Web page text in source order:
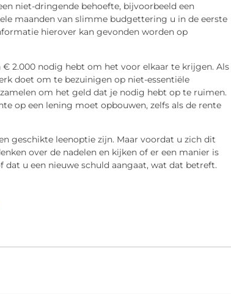
niet-dringende behoefte, bijvoorbeeld een
maanden van slimme budgettering u in de eerste
hierover kan gevonden worden op
2.000 nodig hebt om het voor elkaar te krijgen. Als
doet om te bezuinigen op niet-essentiële
om het geld dat je nodig hebt op te ruimen.
op een lening moet opbouwen, zelfs als de rente
geschikte leenoptie zijn. Maar voordat u zich dit
over de nadelen en kijken of er een manier is
u een nieuwe schuld aangaat, wat dat betreft.